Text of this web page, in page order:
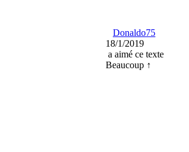
Donaldo75
18/1/2019
a aimé ce texte
Beaucoup ↑